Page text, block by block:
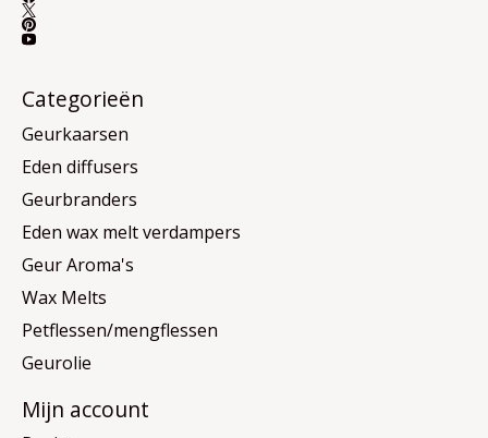
Categorieën
Geurkaarsen
Eden diffusers
Geurbranders
Eden wax melt verdampers
Geur Aroma's
Wax Melts
Petflessen/mengflessen
Geurolie
Mijn account